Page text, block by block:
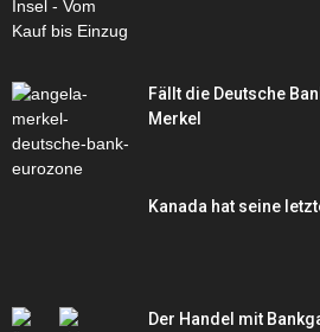
Fällt die Deutsche
Merkel
Kanada hat seine
Der Handel mit